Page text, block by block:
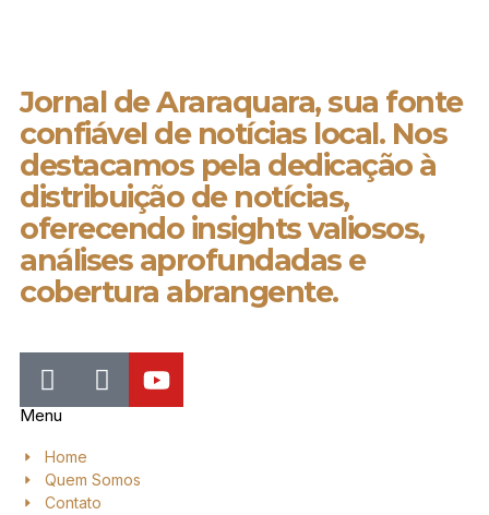
Jornal de Araraquara, sua fonte
confiável de notícias local. Nos
destacamos pela dedicação à
distribuição de notícias,
oferecendo insights valiosos,
análises aprofundadas e
cobertura abrangente.
Menu
Home
Quem Somos
Contato